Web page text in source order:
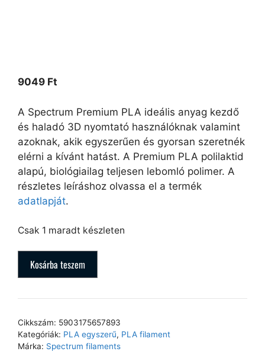
9049 Ft
A Spectrum Premium PLA ideális anyag kezdő
és haladó 3D nyomtató használóknak valamint
azoknak, akik egyszerűen és gyorsan szeretnék
elérni a kívánt hatást. A Premium PLA polilaktid
alapú, biológiailag teljesen lebomló polimer. A
részletes leíráshoz olvassa el a termék
adatlapját.
Csak 1 maradt készleten
Kosárba teszem
Cikkszám: 5903175657893
Kategóriák: PLA egyszerű, PLA filament
Márka: Spectrum filaments